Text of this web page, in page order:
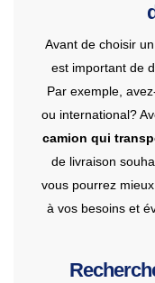
Avant de choisir
est important de
Par exemple,
ou international?
camion qui
de livraison
vous pourrez
à vos besoins et